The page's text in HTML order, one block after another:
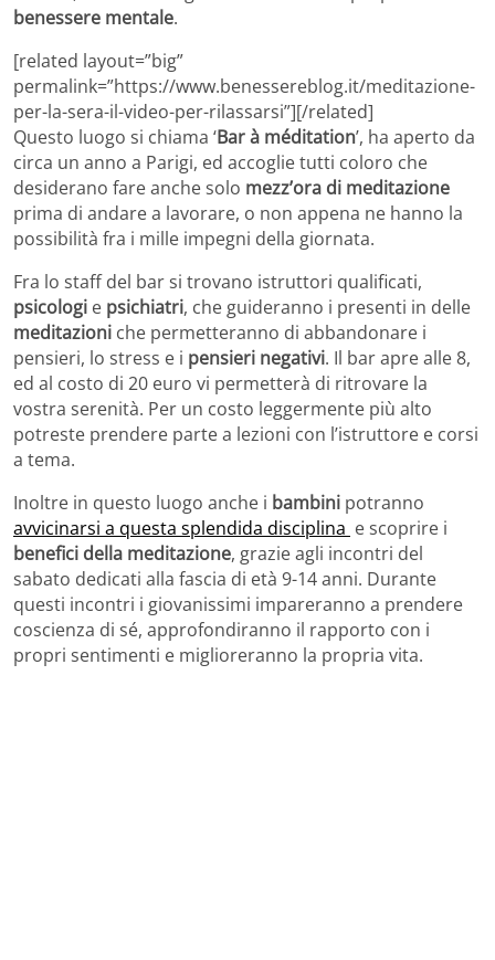
benessere mentale.
[related layout=”big”
permalink=”https://www.benessereblog.it/meditazione-
per-la-sera-il-video-per-rilassarsi”][/related]
Questo luogo si chiama ‘Bar à méditation’, ha aperto da
circa un anno a Parigi, ed accoglie tutti coloro che
desiderano fare anche solo mezz’ora di meditazione
prima di andare a lavorare, o non appena ne hanno la
possibilità fra i mille impegni della giornata.
Fra lo staff del bar si trovano istruttori qualificati,
psicologi e psichiatri, che guideranno i presenti in delle
meditazioni che permetteranno di abbandonare i
pensieri, lo stress e i pensieri negativi. Il bar apre alle 8,
ed al costo di 20 euro vi permetterà di ritrovare la
vostra serenità. Per un costo leggermente più alto
potreste prendere parte a lezioni con l’istruttore e corsi
a tema.
Inoltre in questo luogo anche i bambini potranno
avvicinarsi a questa splendida disciplina e scoprire i
benefici della meditazione, grazie agli incontri del
sabato dedicati alla fascia di età 9-14 anni. Durante
questi incontri i giovanissimi impareranno a prendere
coscienza di sé, approfondiranno il rapporto con i
propri sentimenti e miglioreranno la propria vita.